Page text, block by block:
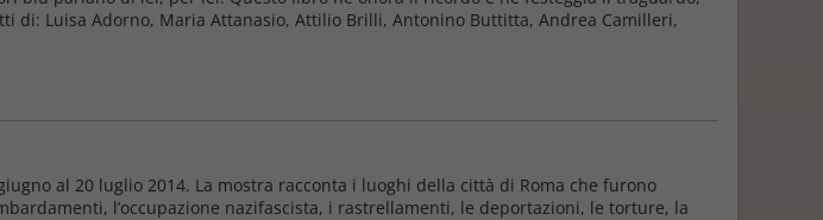
di: Luisa Adorno, Maria Attanasio, Attilio Brilli, Antonino Buttitta, Andrea Camilleri,
al 20 luglio 2014. La mostra racconta i luoghi della città di Roma che furono
l’occupazione nazifascista, i rastrellamenti, le deportazioni, le torture, la